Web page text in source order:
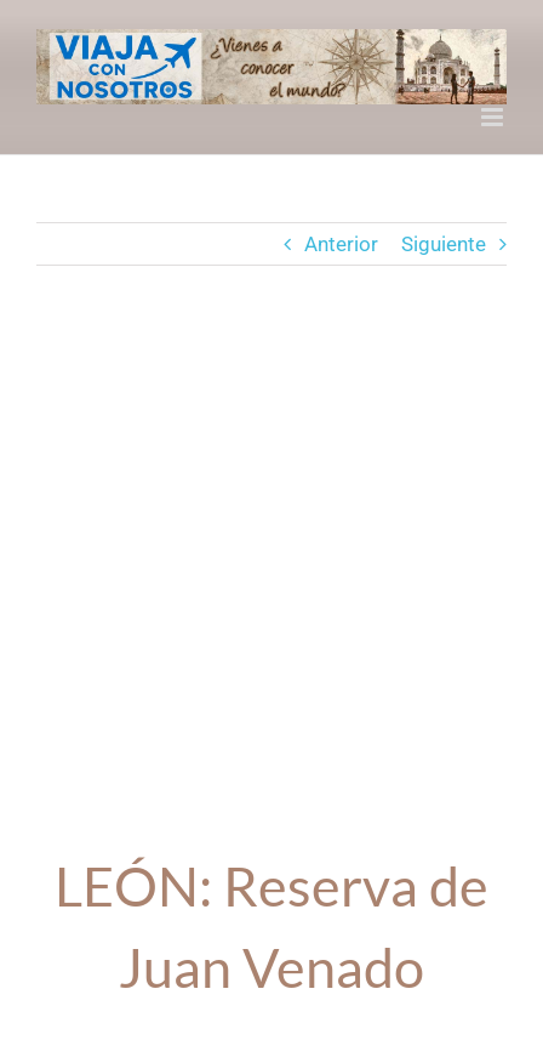
contenido
Anterior Siguiente
LEÓN: Reserva de
Juan Venado